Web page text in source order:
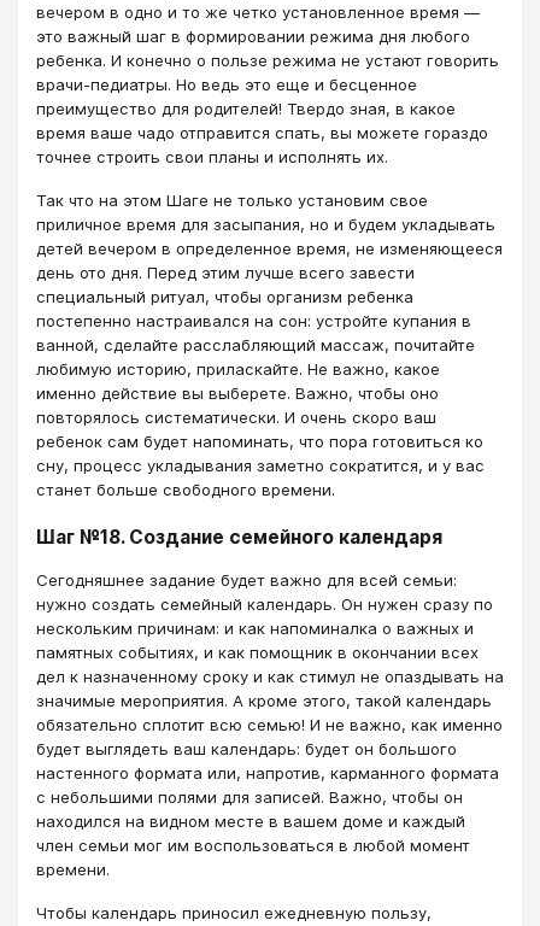
вечером в одно и то же четко установленное время —
это важный шаг в формировании режима дня любого
ребенка. И конечно о пользе режима не устают говорить
врачи-педиатры. Но ведь это еще и бесценное
преимущество для родителей! Твердо зная, в какое
время ваше чадо отправится спать, вы можете гораздо
точнее строить свои планы и исполнять их.
Так что на этом Шаге не только установим свое
приличное время для засыпания, но и будем укладывать
детей вечером в определенное время, не изменяющееся
день ото дня. Перед этим лучше всего завести
специальный ритуал, чтобы организм ребенка
постепенно настраивался на сон: устройте купания в
ванной, сделайте расслабляющий массаж, почитайте
любимую историю, приласкайте. Не важно, какое
именно действие вы выберете. Важно, чтобы оно
повторялось систематически. И очень скоро ваш
ребенок сам будет напоминать, что пора готовиться ко
сну, процесс укладывания заметно сократится, и у вас
станет больше свободного времени.
Шаг №18. Создание семейного календаря
Сегодняшнее задание будет важно для всей семьи:
нужно создать семейный календарь. Он нужен сразу по
нескольким причинам: и как напоминалка о важных и
памятных событиях, и как помощник в окончании всех
дел к назначенному сроку и как стимул не опаздывать на
значимые мероприятия. А кроме этого, такой календарь
обязательно сплотит всю семью! И не важно, как именно
будет выглядеть ваш календарь: будет он большого
настенного формата или, напротив, карманного формата
с небольшими полями для записей. Важно, чтобы он
находился на видном месте в вашем доме и каждый
член семьи мог им воспользоваться в любой момент
времени.
Чтобы календарь приносил ежедневную пользу,